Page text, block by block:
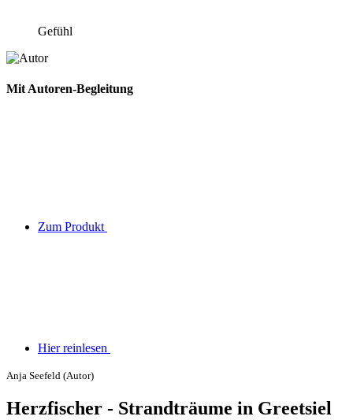
Gefühl
Mit Autoren-Begleitung
Zum Produkt
Hier reinlesen
Anja Seefeld (Autor)
Herzfischer - Strandträume in Greetsiel